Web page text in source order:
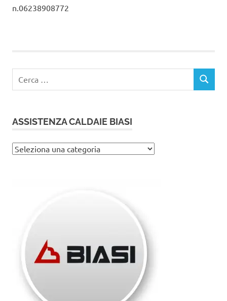
n.06238908772
per:
CERCA
ASSISTENZA CALDAIE BIASI
Assistenza